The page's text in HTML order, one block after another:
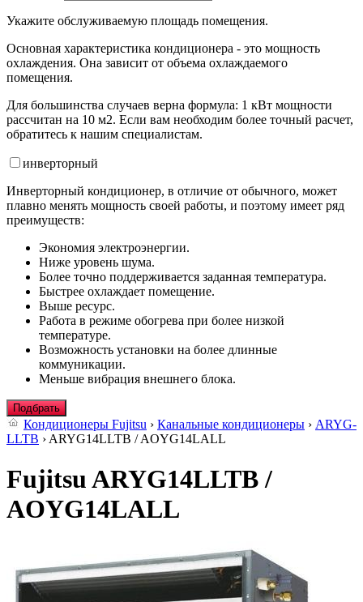
Укажите обслуживаемую площадь помещения.
Основная характеристика кондиционера - это мощность
охлаждения. Она зависит от объема охлаждаемого
помещения.
Для большинства случаев верна формула: 1 кВт мощности
рассчитан на 10 м2. Если вам необходим более точный расчет,
обратитесь к нашим специалистам.
инверторный
Инверторный кондиционер, в отличие от обычного, может
плавно менять мощность своей работы, и поэтому имеет ряд
преимуществ:
Экономия электроэнергии.
Ниже уровень шума.
Более точно поддерживается заданная температура.
Быстрее охлаждает помещение.
Выше ресурс.
Работа в режиме обогрева при более низкой
температуре.
Возможность установки на более длинные
коммуникации.
Меньше вибрация внешнего блока.
Подбрать
Кондиционеры Fujitsu › Канальные кондиционеры › ARYG-
LLTB › ARYG14LLTB / AOYG14LALL
Fujitsu ARYG14LLTB /
AOYG14LALL